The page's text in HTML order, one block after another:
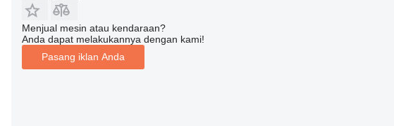
Menjual mesin atau kendaraan?
Anda dapat melakukannya dengan kami!
Pasang iklan Anda